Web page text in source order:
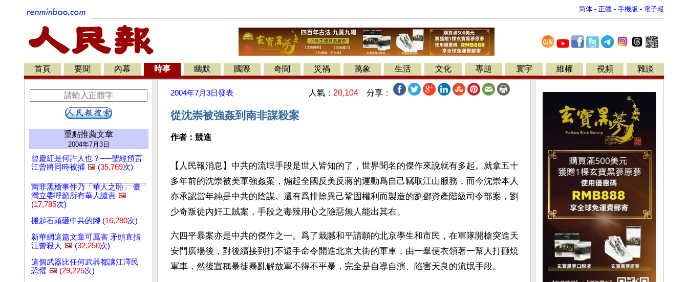
简体 - 正體 - 手機版 - 電子報
首頁 要聞 內幕 時事 幽默 國際 奇聞 災禍 萬象 生活 文化 專題 寰宇 維權 視頻 雜談
重點推薦文章
2004年7月3日
曾慶紅是何許人也？──聖經預言
江曾將同時被捕 🖼️ (35,769次)
南非黑槍事件乃「華人之恥」 臺
灣立委呼籲所有華人譴責 🖼️
(17,785次)
搬起石頭砸中共的腳 (16,280次)
新華網這篇文章可厲害 矛頭直指
江曾殺人 🖼️ (32,250次)
這個武器比任何武器都讓江澤民
恐懼 🖼️ (29,225次)
2004年7月3日發表 人氣： 20,104 分享：
從沈崇被強姦到南非謀殺案
作者：競進
【人民報消息】中共的流氓手段是世人皆知的了，世界聞名的傑作來說就有多起。就拿五十
多年前的沈崇被美軍強姦案，煽起全國反美反蔣的運動爲自己竊取江山服務，而今沈崇本人
亦承認當年純是中共的陰謀。還有爲排除異己鞏固權利而製造的劉鄧資產階級司令部案，劉
少奇叛徒內奸工賊案，手段之毒辣用心之險惡無人能出其右。
六四平暴案亦是中共的傑作之一。爲了栽贓和平請願的北京學生和市民，在軍隊開槍突進天
安門廣場後，對後續接到打不還手命令開進北京大街的軍車，由一羣便衣領著一幫人打砸燒
軍車，然後宣稱暴徒暴亂解放軍不得不平暴，完全是自導自演、陷害天良的流氓手段。